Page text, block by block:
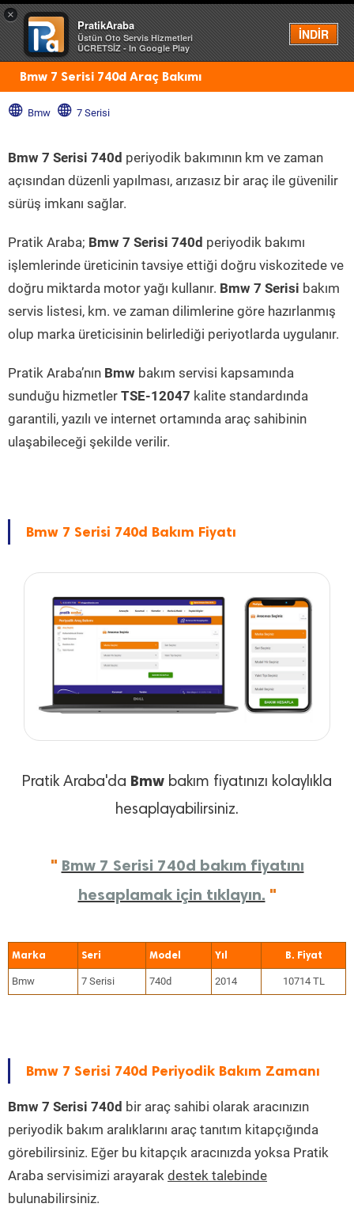
×
PratikAraba
Üstün Oto Servis Hizmetleri
ÜCRETSİZ - In Google Play
İNDİR
Menü
Bmw 7 Serisi 740d Araç Bakımı
Bmw 7 Serisi
Bmw 7 Serisi 740d periyodik bakımının km ve zaman
açısından düzenli yapılması, arızasız bir araç ile güvenilir
sürüş imkanı sağlar.
Pratik Araba; Bmw 7 Serisi 740d periyodik bakımı
işlemlerinde üreticinin tavsiye ettiği doğru viskozitede ve
doğru miktarda motor yağı kullanır. Bmw 7 Serisi bakım
servis listesi, km. ve zaman dilimlerine göre hazırlanmış
olup marka üreticisinin belirlediği periyotlarda uygulanır.
Pratik Araba’nın Bmw bakım servisi kapsamında
sunduğu hizmetler TSE-12047 kalite standardında
garantili, yazılı ve internet ortamında araç sahibinin
ulaşabileceği şekilde verilir.
Bmw 7 Serisi 740d Bakım Fiyatı
Pratik Araba'da Bmw bakım fiyatınızı kolaylıkla
hesaplayabilirsiniz.
" Bmw 7 Serisi 740d bakım fiyatını
hesaplamak için tıklayın. "
Marka Seri Model Yıl
Bmw 7 Serisi 740d 2014 10714 TL
Bmw 7 Serisi 740d Periyodik Bakım Zamanı
Bmw 7 Serisi 740d bir araç sahibi olarak aracınızın
periyodik bakım aralıklarını araç tanıtım kitapçığında
görebilirsiniz. Eğer bu kitapçık aracınızda yoksa Pratik
Araba servisimizi arayarak destek talebinde
bulunabilirsiniz.